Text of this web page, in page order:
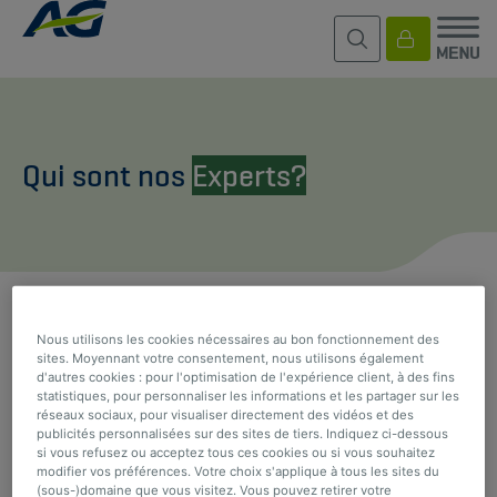
Qui sont nos Experts?
RETOUR À LA PAGE PRÉCÉDENTE
Nous utilisons les cookies nécessaires au bon fonctionnement des
sites. Moyennant votre consentement, nous utilisons également
d'autres cookies : pour l'optimisation de l'expérience client, à des fins
statistiques, pour personnaliser les informations et les partager sur les
réseaux sociaux, pour visualiser directement des vidéos et des
publicités personnalisées sur des sites de tiers. Indiquez ci-dessous
si vous refusez ou acceptez tous ces cookies ou si vous souhaitez
modifier vos préférences. Votre choix s'applique à tous les sites du
(sous-)domaine que vous visitez. Vous pouvez retirer votre